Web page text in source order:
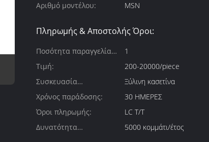
Αριθμό μοντέλου:
MSN
Πληρωμής & Αποστολής Όροι:
Ποσότητα παραγγελίας
min:
1
Τιμή:
200-20000/piece
Συσκευασία
λεπτομέρειες:
Ξύλινη κασετίνα
Χρόνος παράδοσης:
30 ΗΜΕΡΕΣ
Όροι πληρωμής:
LC T/T
Δυνατότητα
5000 κομμάτι/έτος